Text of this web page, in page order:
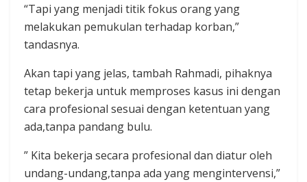
“Tapi yang menjadi titik fokus orang yang
melakukan pemukulan terhadap korban,”
tandasnya.
Akan tapi yang jelas, tambah Rahmadi, pihaknya
tetap bekerja untuk memproses kasus ini dengan
cara profesional sesuai dengan ketentuan yang
ada,tanpa pandang bulu.
” Kita bekerja secara profesional dan diatur oleh
undang-undang,tanpa ada yang mengintervensi,”